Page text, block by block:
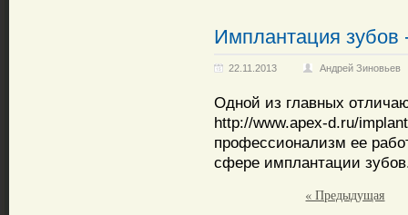
Имплантация зубов
22.11.2013 Андрей Зиновьев
Одной из главных
http://www.apex-d.ru/
профессионализм ее
сфере имплантации
« Предыдущая